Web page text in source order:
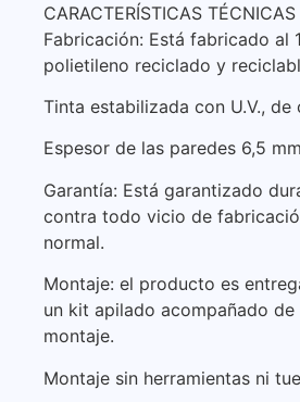
CARACTERÍSTICAS TÉCNICAS
Fabricación: Está fabricado al
polietileno reciclado y
Tinta estabilizada con U.V., de
Espesor de las paredes 6,5
Garantía: Está garantizado
contra todo vicio de
normal.
Montaje: el producto es
un kit apilado acompañado
montaje.
Montaje sin herramientas ni